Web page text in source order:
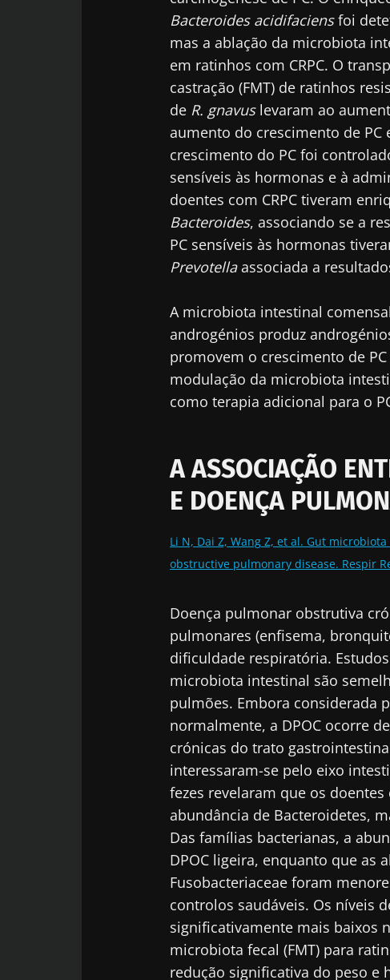
Bacteroides acidifaciensfoi
mas a ablação da microbiota
em ratinhos com CRPC. O
castração (FMT) de ratinhos
de R. gnavuslevaram ao
aumento do crescimento de PC
crescimento do PC foi
sensíveis às hormonas e à
doentes com CRPC tiveram
Bacteroides, associando se a
PC sensíveis às hormonas
Prevotellaassociada a
A microbiota intestinal
androgénios produz
promovem o crescimento de
modulação da microbiota
como terapia adicional para o
A ASSOCIAÇÃO
E DOENÇA
Li N, Dai Z, Wang Z, et al. Gut
obstructive pulmonary disease. Respir
Doença pulmonar obstrutiva
pulmonares (enfisema,
dificuldade respiratória.
microbiota intestinal são
pulmões. Embora considerada
normalmente, a DPOC ocorre
crónicas do trato
interessaram-se pelo eixo
fezes revelaram que os
abundância de Bacteroidetes,
Das famílias bacterianas, a
DPOC ligeira, enquanto que as
Fusobacteriaceae foram
controlos saudáveis. Os níveis
significativamente mais baixos
microbiota fecal (FMT) para
redução significativa do peso e
Você está prestes
Ficar no site
Junte-se à
e receba o
as últimas
Gostaria de me
Eu li e aceito as
Fique
Junte-se à
e receba o
as últimas notícias
Gostaria de me
Eu li e aceito as
Microbiota
* Campo obrigatório
BMI 20-35